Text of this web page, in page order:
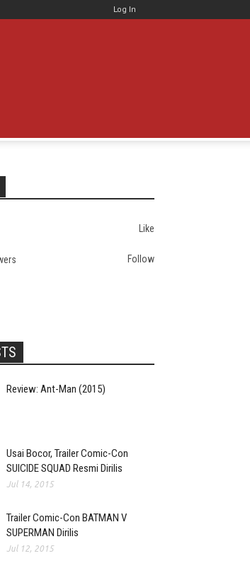
Log In
Like
Follow
Review: Ant-Man (2015)
Usai Bocor, Trailer Comic-Con
SUICIDE SQUAD Resmi Dirilis
Jul 14, 2015
Trailer Comic-Con BATMAN V
SUPERMAN Dirilis
Jul 12, 2015